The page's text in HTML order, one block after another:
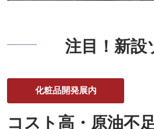
注目！新設
化粧品開発展内
コスト高・原油不